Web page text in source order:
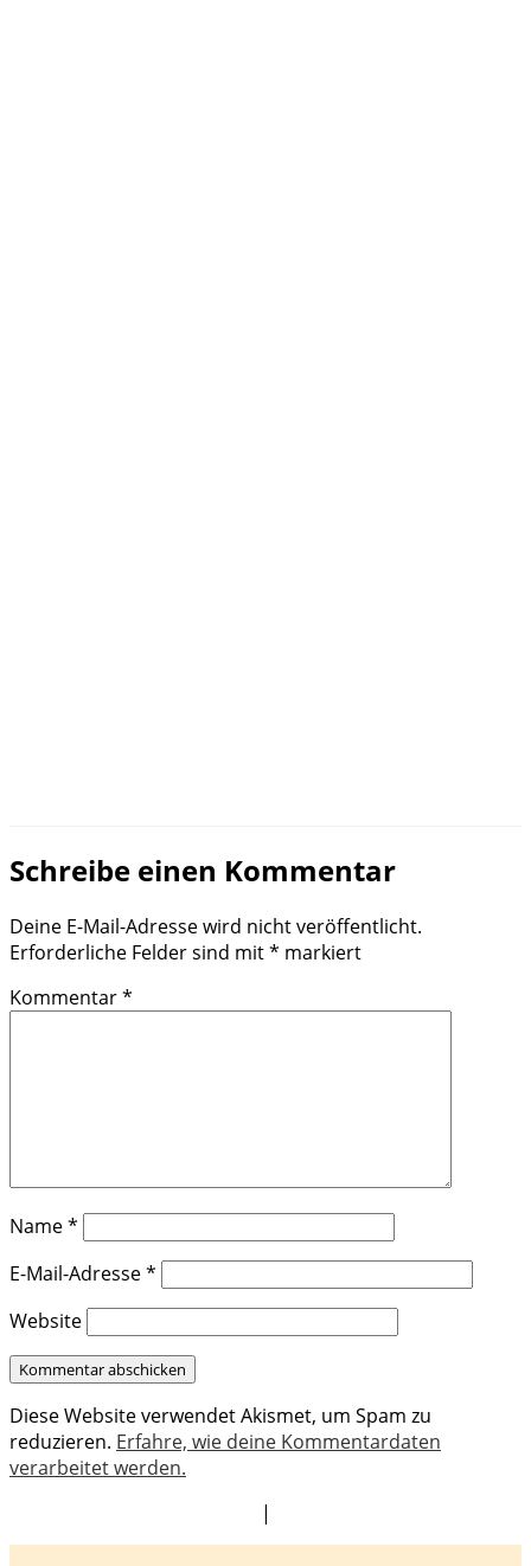
Schreibe einen Kommentar
Deine E-Mail-Adresse wird nicht veröffentlicht.
Erforderliche Felder sind mit* markiert
Kommentar*
Name*
E-Mail-Adresse*
Website
Diese Website verwendet Akismet, um Spam zu
reduzieren. Erfahre, wie deine Kommentardaten
verarbeitet werden.
|